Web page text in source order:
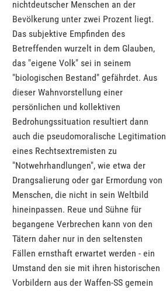
nichtdeutscher Menschen an der
Bevölkerung unter zwei Prozent liegt.
Das subjektive Empfinden des
Betreffenden wurzelt in dem Glauben,
das "eigene Volk" sei in seinem
"biologischen Bestand" gefährdet. Aus
dieser Wahnvorstellung einer
persönlichen und kollektiven
Bedrohungssituation resultiert dann
auch die pseudomoralische Legitimation
eines Rechtsextremisten zu
"Notwehrhandlungen", wie etwa der
Drangsalierung oder gar Ermordung von
Menschen, die nicht in sein Weltbild
hineinpassen. Reue und Sühne für
begangene Verbrechen kann von den
Tätern daher nur in den seltensten
Fällen ernsthaft erwartet werden - ein
Umstand den sie mit ihren historischen
Vorbildern aus der Waffen-SS gemein